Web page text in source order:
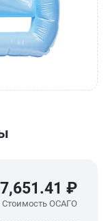
7,651.41 ₽
Стоимость ОСАГО